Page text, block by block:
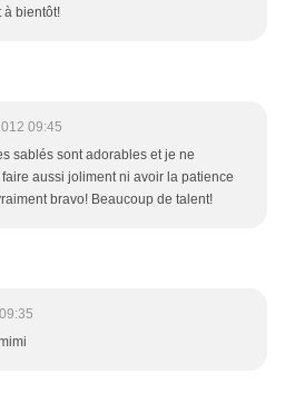
à bientôt!
09:45
sablés sont adorables et je ne
aussi joliment ni avoir la patience
bravo! Beaucoup de talent!